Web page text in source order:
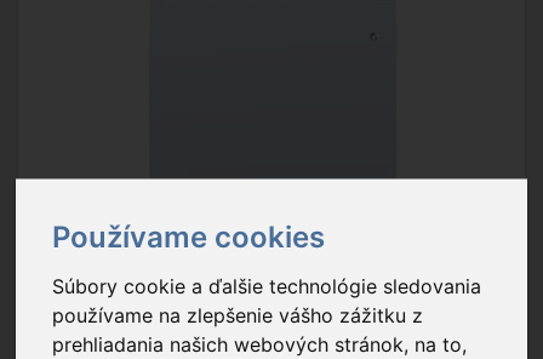
Používame cookies
Súbory cookie a ďalšie technológie sledovania
používame na zlepšenie vášho zážitku z
prehliadania našich webových stránok, na to,